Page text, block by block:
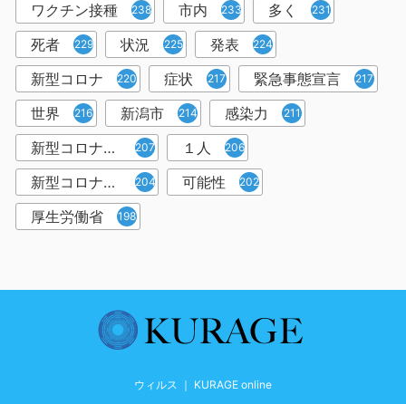
ワクチン接種 238 市内 233 多く 231
死者 229 状況 225 発表 224
新型コロナ 220 症状 217 緊急事態宣言 217
世界 216 新潟市 214 感染力 211
新型コロナウイルス感染者 207 １人 206
新型コロナウイルス対策 204 可能性 202
厚生労働省 198
ウィルス ｜ KURAGE online